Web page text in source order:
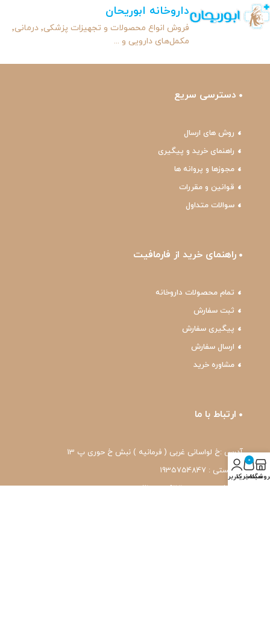
داروخانه ابوریحان
فروش انواع محصولات و تجهیزات پزشکی٬ درمانی٬
مکمل‌های دارویی و ...
دسترسی سریع
روش های ارسال
راهنمای خرید و پیگیری
مجوزها و پروانه ها
قوانین و مقررات
سوالات متداول
راهنمای خرید از فارمافیت
تمام محصولات داروخانه
ثبت سفارش
پیگیری سفارش
ارسال سفارش
مشاوره خرید
ارتباط با ما
آدرس :خ لواسانی غربی ( فرمانیه ) نبش خ حوری پ 13
کد پستی : 1935754847
شماره تماس: 22239171-۰۲۱
0
سبد خرید
حساب کاربری من